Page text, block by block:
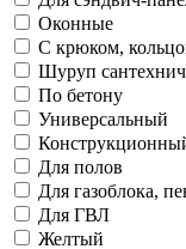
Оконные
С крюком,
Шуруп
По бетону
Универсальный
Для полов
Для газоблока,
Для ГВЛ
Желтый